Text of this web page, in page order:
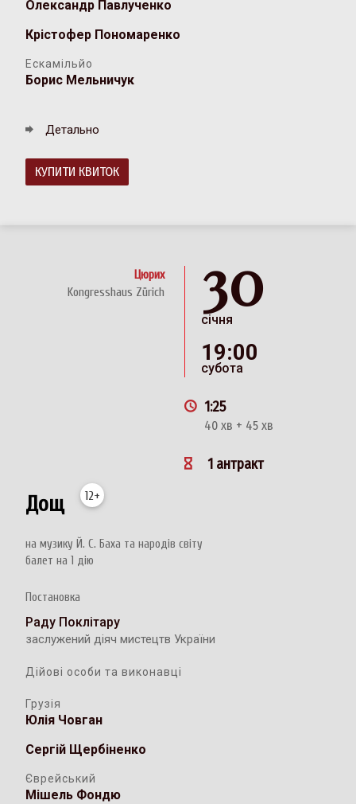
Олександр Павлученко
Крістофер Пономаренко
Ескамільйо
Борис Мельничук
Детально
КУПИТИ КВИТОК
Цюрих
Kongresshaus Zürich
30
січня
19:00
субота
1:25
40 хв + 45 хв
1 антракт
Дощ 12+
на музику Й. С. Баха та народів світу
балет на 1 дію
Постановка
Раду Поклітару
заслужений діяч мистецтв України
Дійові особи та виконавці
Грузія
Юлія Човган
Сергій Щербіненко
Єврейський
Мішель Фондю